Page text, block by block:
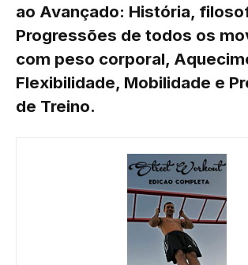
ao Avançado: História,
Progressões de todos os
com peso corporal,
Flexibilidade, Mobilidade e
de Treino.